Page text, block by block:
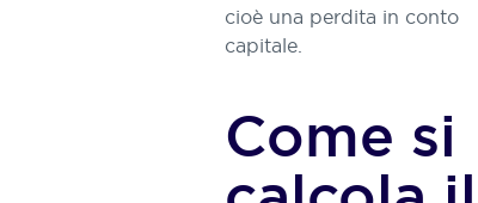
cioè una perdita in conto
capitale.
Come si